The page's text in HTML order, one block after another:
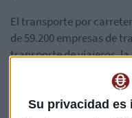
Su privacidad es
El transporte por
de 59.200 empresas de
transporte de viajeros,
parque de camiones de
mientras que el empleo
de trabajadores.